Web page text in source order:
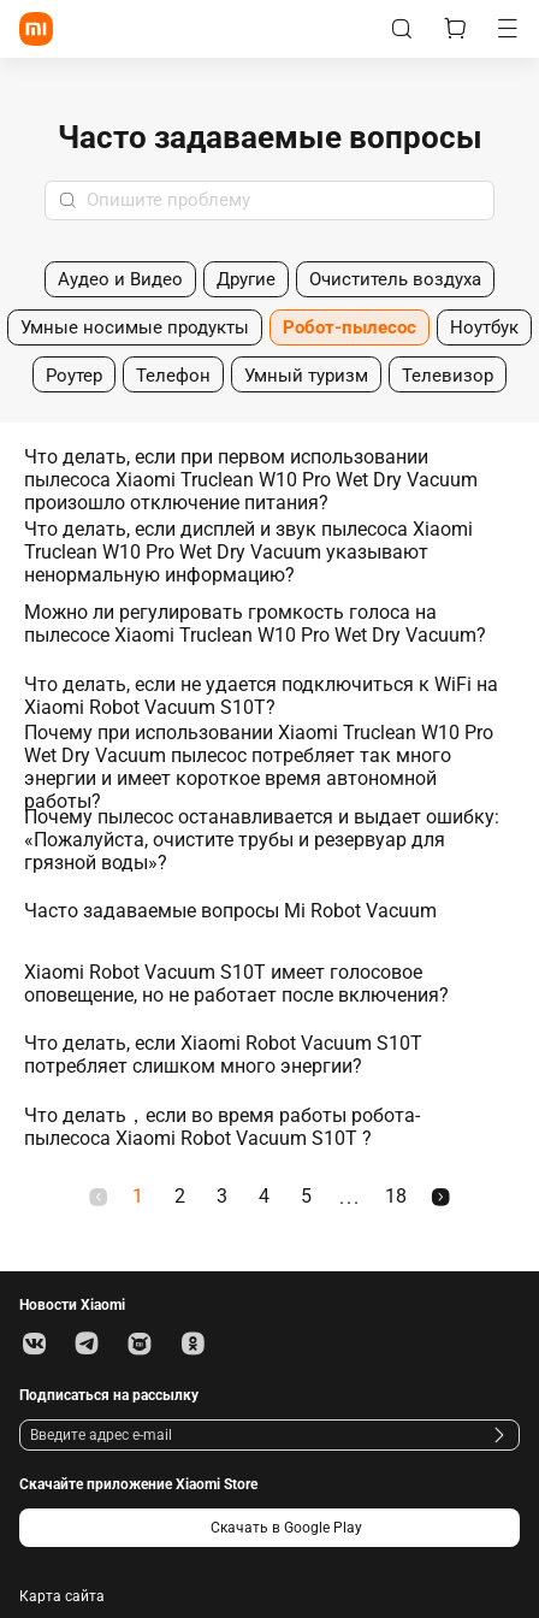
Часто задаваемые вопросы
Аудео и Видео Другие Очиститель воздуха
Умные носимые продукты Робот-пылесос Ноутбук
Роутер Телефон Умный туризм Телевизор
Что делать, если при первом использовании
пылесоса Xiaomi Truclean W10 Pro Wet Dry Vacuum
произошло отключение питания?
Что делать, если дисплей и звук пылесоса Xiaomi
Truclean W10 Pro Wet Dry Vacuum указывают
ненормальную информацию?
Можно ли регулировать громкость голоса на
пылесосе Xiaomi Truclean W10 Pro Wet Dry Vacuum?
Что делать, если не удается подключиться к WiFi на
Xiaomi Robot Vacuum S10T?
Почему при использовании Xiaomi Truclean W10 Pro
Wet Dry Vacuum пылесос потребляет так много
энергии и имеет короткое время автономной
работы?
Почему пылесос останавливается и выдает ошибку:
«Пожалуйста, очистите трубы и резервуар для
грязной воды»?
Часто задаваемые вопросы Mi Robot Vacuum
Xiaomi Robot Vacuum S10T имеет голосовое
оповещение, но не работает после включения?
Что делать, если Xiaomi Robot Vacuum S10T
потребляет слишком много энергии?
Что делать，если во время работы робота-
пылесоса Xiaomi Robot Vacuum S10T ?
1 2 3 4 5 ... 18
Новости Xiaomi
Подписаться на рассылку
Карта сайта
Скачайте приложение Xiaomi Store
Скачать в Google Play